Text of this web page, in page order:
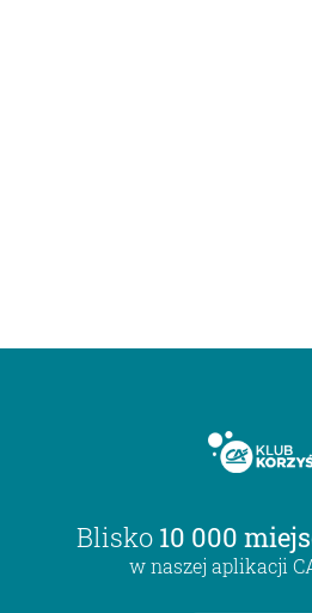
Blisko 10 000
w naszej aplikacji